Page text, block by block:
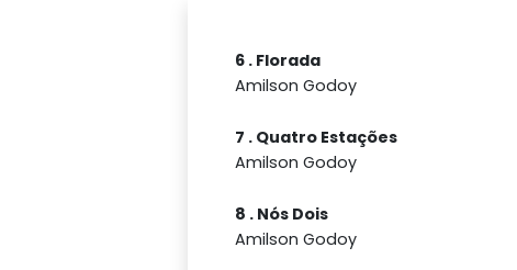
6 . Florada
Amilson Godoy
7 . Quatro Estações
Amilson Godoy
8 . Nós Dois
Amilson Godoy